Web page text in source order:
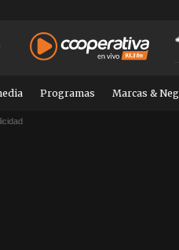
Programas Marcas &